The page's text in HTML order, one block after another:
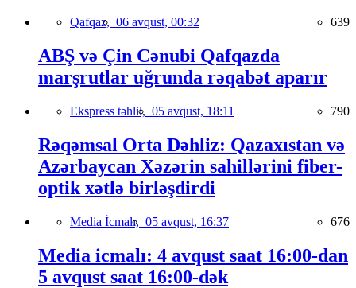
Qafqaz, 06 avqust, 00:32 639
ABŞ və Çin Cənubi Qafqazda
marşrutlar uğrunda rəqabət aparır
Ekspress təhlil, 05 avqust, 18:11 790
Rəqəmsal Orta Dəhliz: Qazaxıstan və
Azərbaycan Xəzərin sahillərini fiber-
optik xətlə birləşdirdi
Media İcmalı, 05 avqust, 16:37 676
Media icmalı: 4 avqust saat 16:00-dan
5 avqust saat 16:00-dək